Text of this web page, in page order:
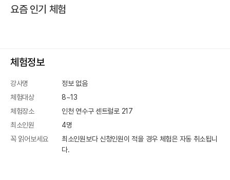
요즘 인기 체험
체험정보
강사명
정보 없음
체험대상
8~13
체험장소
인천 연수구 센트럴로 217
최소인원
4명
꼭 읽어보세요
최소인원보다 신청인원이 적을 경우 체험은 자동 취소됩니
다.